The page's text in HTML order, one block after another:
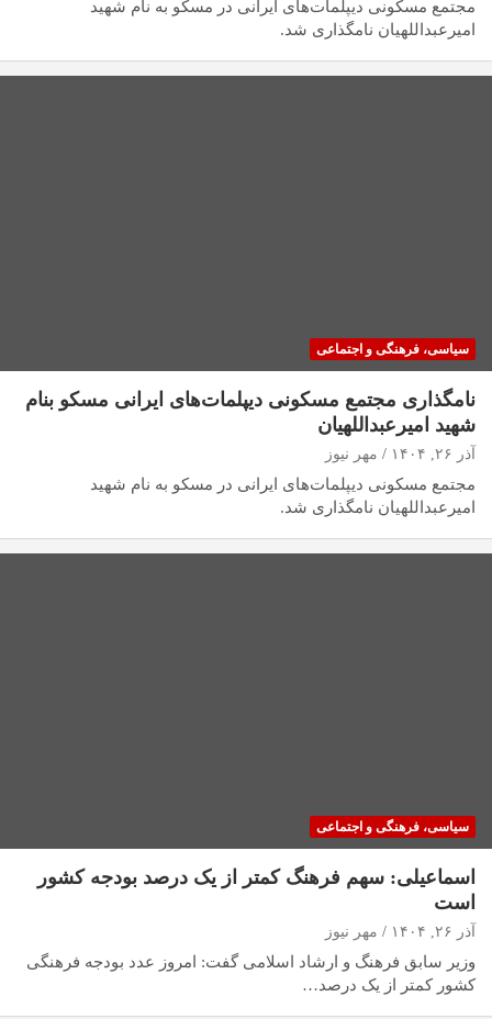
مجتمع مسکونی دیپلمات‌های ایرانی در مسکو به نام شهید
امیرعبداللهیان نامگذاری شد.
سیاسی، فرهنگی و اجتماعی
نامگذاری مجتمع مسکونی دیپلمات‌های ایرانی مسکو بنام
شهید امیرعبداللهیان
آذر ۲۶, ۱۴۰۴ مهر نیوز
مجتمع مسکونی دیپلمات‌های ایرانی در مسکو به نام شهید
امیرعبداللهیان نامگذاری شد.
سیاسی، فرهنگی و اجتماعی
اسماعیلی: سهم فرهنگ کمتر از یک درصد بودجه کشور
است
آذر ۲۶, ۱۴۰۴ مهر نیوز
وزیر سابق فرهنگ و ارشاد اسلامی گفت: امروز عدد بودجه فرهنگی
کشور کمتر از یک درصد…